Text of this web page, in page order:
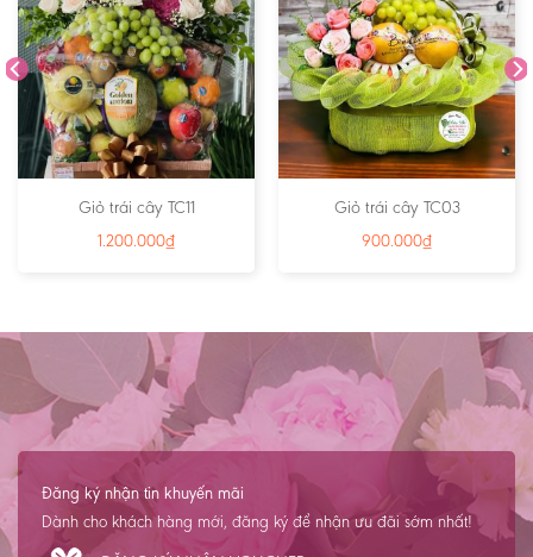
Giỏ trái cây TC11
1.200.000₫
Giỏ trái cây TC03
900.000₫
Đăng ký nhận tin khuyến mãi
Dành cho khách hàng mới, đăng ký để nhận ưu đãi sớm nhất!